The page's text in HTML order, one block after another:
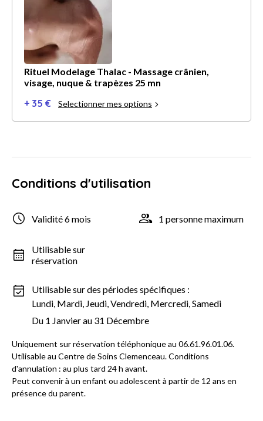
Rituel Modelage Thalac - Massage crânien,
visage, nuque & trapèzes 25 mn
+ 35 € Selectionner mes options
Conditions d'utilisation
Validité 6 mois 1 personne maximum
Utilisable sur
réservation
Utilisable sur des périodes spécifiques :
Lundi, Mardi, Jeudi, Vendredi, Mercredi, Samedi
Du 1 Janvier au 31 Décembre
Uniquement sur réservation téléphonique au 06.61.96.01.06.
Utilisable au Centre de Soins Clemenceau. Conditions
d'annulation : au plus tard 24 h avant.
Peut convenir à un enfant ou adolescent à partir de 12 ans en
présence du parent.